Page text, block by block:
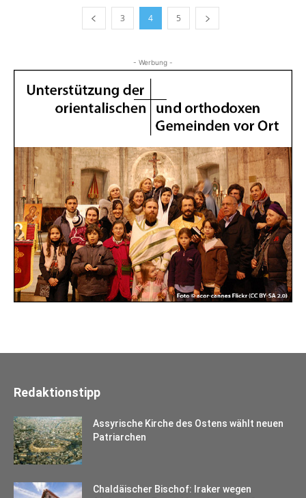
3 4 5
- Werbung -
Redaktionstipp
Assyrische Kirche des Ostens wählt neuen
Patriarchen
Chaldäischer Bischof: Iraker wegen